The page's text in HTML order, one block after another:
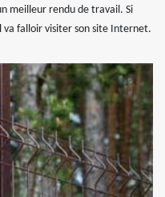
meilleur rendu de travail. Si
va falloir visiter son site Internet.